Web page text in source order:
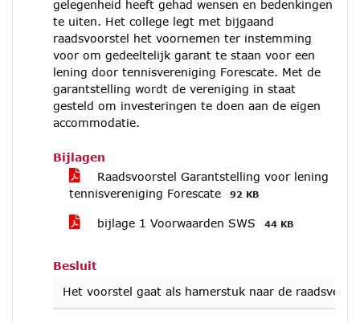
gelegenheid heeft gehad wensen en bedenkingen
te uiten. Het college legt met bijgaand
raadsvoorstel het voornemen ter instemming
voor om gedeeltelijk garant te staan voor een
lening door tennisvereniging Forescate. Met de
garantstelling wordt de vereniging in staat
gesteld om investeringen te doen aan de eigen
accommodatie.
Bijlagen
Raadsvoorstel Garantstelling voor lening
tennisvereniging Forescate
92 KB
bijlage 1 Voorwaarden SWS 44 KB
Besluit
Het voorstel gaat als hamerstuk naar de